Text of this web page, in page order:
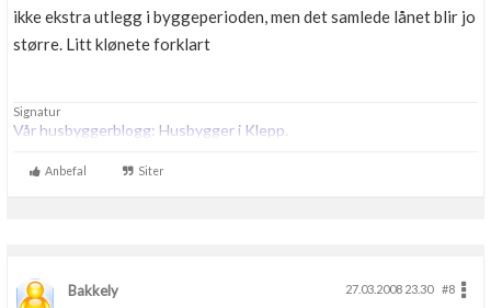
ikke ekstra utlegg i byggeperioden, men det samlede lånet blir jo
større. Litt klønete forklart
Signatur
Vår husbyggerblogg: Husbygger i Klepp.
Anbefal Siter
Bakkely 27.03.2008 23.30
#8